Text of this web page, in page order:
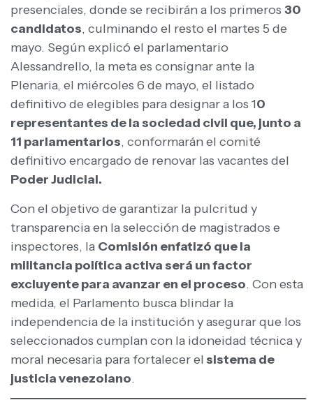
presenciales, donde se recibirán a los primeros 30
candidatos, culminando el resto el martes 5 de
mayo. Según explicó el parlamentario
Alessandrello, la meta es consignar ante la
Plenaria, el miércoles 6 de mayo, el listado
definitivo de elegibles para designar a los 10
representantes de la sociedad civil que, junto a
11 parlamentarios, conformarán el comité
definitivo encargado de renovar las vacantes del
Poder Judicial.
Con el objetivo de garantizar la pulcritud y
transparencia en la selección de magistrados e
inspectores, la Comisión enfatizó que la
militancia política activa será un factor
excluyente para avanzar en el proceso. Con esta
medida, el Parlamento busca blindar la
independencia de la institución y asegurar que los
seleccionados cumplan con la idoneidad técnica y
moral necesaria para fortalecer elsistema de
justicia venezolano.